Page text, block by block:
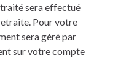
sera effectué
Pour votre
sera géré par
sur votre compte